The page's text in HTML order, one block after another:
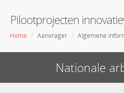
Pilootprojecten
Home Aanvrager Algemene
Nationale